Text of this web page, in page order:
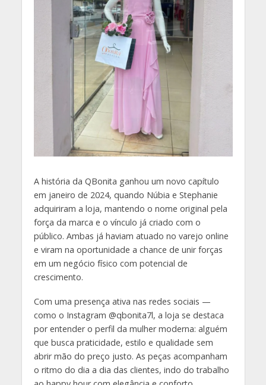
A história da QBonita ganhou um novo capítulo
em janeiro de 2024, quando Núbia e Stephanie
adquiriram a loja, mantendo o nome original pela
força da marca e o vínculo já criado com o
público. Ambas já haviam atuado no varejo online
e viram na oportunidade a chance de unir forças
em um negócio físico com potencial de
crescimento.
Com uma presença ativa nas redes sociais —
como o Instagram @qbonita7l, a loja se destaca
por entender o perfil da mulher moderna: alguém
que busca praticidade, estilo e qualidade sem
abrir mão do preço justo. As peças acompanham
o ritmo do dia a dia das clientes, indo do trabalho